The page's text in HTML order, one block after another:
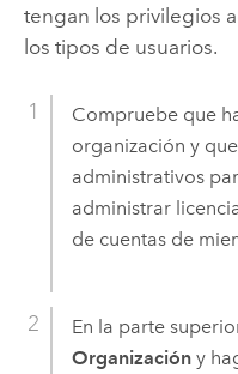
tengan los privilegios
los tipos de usuarios.
Compruebe que
organización y
administrativos
administrar
de cuentas de
En la parte
Organizacióny